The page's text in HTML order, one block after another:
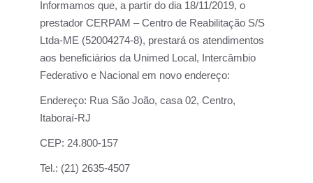
Informamos que, a partir do dia 18/11/2019, o
prestador CERPAM – Centro de Reabilitação S/S
Ltda-ME (52004274-8), prestará os atendimentos
aos beneficiários da Unimed Local, Intercâmbio
Federativo e Nacional em novo endereço:
Endereço: Rua São João, casa 02, Centro,
Itaboraí-RJ
CEP: 24.800-157
Tel.: (21) 2635-4507